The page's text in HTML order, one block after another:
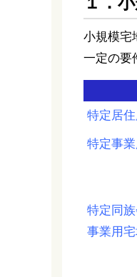
小規模宅
一定の要
特定居
特定事
特定同
事業用